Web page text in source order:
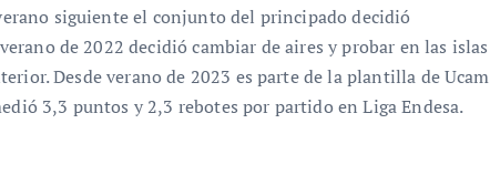
siguiente el conjunto del principado decidió
de 2022 decidió cambiar de aires y probar en las islas
Desde verano de 2023 es parte de la plantilla de Ucam
3,3 puntos y 2,3 rebotes por partido en Liga Endesa.